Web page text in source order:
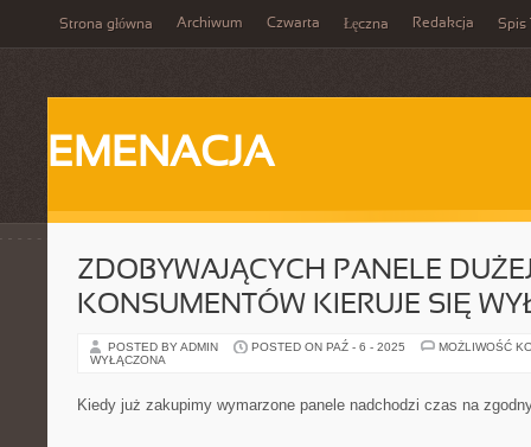
Strona główna Archiwum Czwarta Łęczna Redakcja Spis
EMENACJA
ZDOBYWAJĄCYCH PANELE
KONSUMENTÓW KIERUJE SIĘ
POSTED BY ADMIN POSTED ON PAŹ - 6 - 2025
MOŻLIWOŚĆ
WYŁĄCZONA
Kiedy już zakupimy wymarzone panele nadchodzi czas na